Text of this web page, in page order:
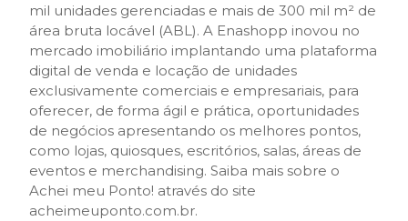
mil unidades gerenciadas e mais de 300 mil m² de
área bruta locável (ABL). A Enashopp inovou no
mercado imobiliário implantando uma plataforma
digital de venda e locação de unidades
exclusivamente comerciais e empresariais, para
oferecer, de forma ágil e prática, oportunidades
de negócios apresentando os melhores pontos,
como lojas, quiosques, escritórios, salas, áreas de
eventos e merchandising. Saiba mais sobre o
Achei meu Ponto! através do site
acheimeuponto.com.br.